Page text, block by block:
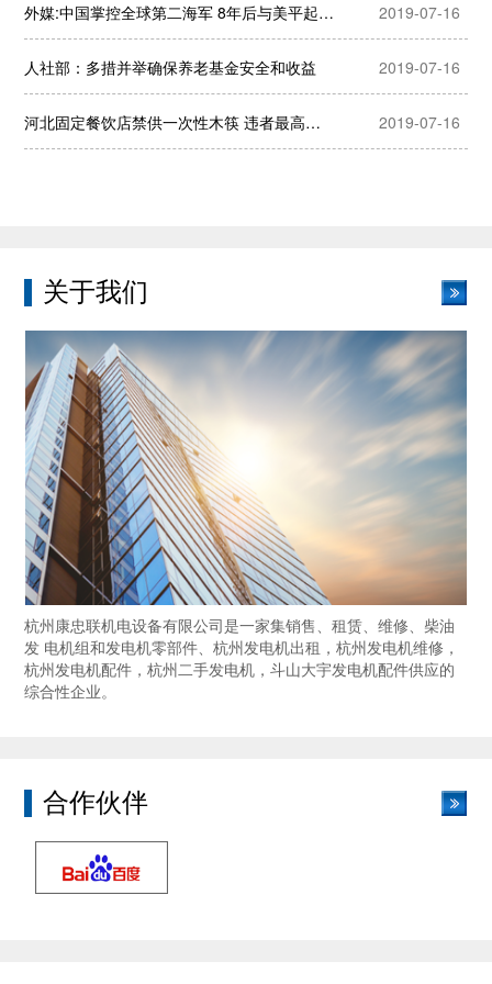
外媒:中国掌控全球第二海军 8年后与美平起平坐 2019-07-16
人社部：多措并举确保养老基金安全和收益 2019-07-16
河北固定餐饮店禁供一次性木筷 违者最高罚1000 2019-07-16
关于我们
杭州康忠联机电设备有限公司是一家集销售、租赁、维修、柴油
发 电机组和发电机零部件、杭州发电机出租，杭州发电机维修，
杭州发电机配件，杭州二手发电机，斗山大宇发电机配件供应的
综合性企业。
合作伙伴